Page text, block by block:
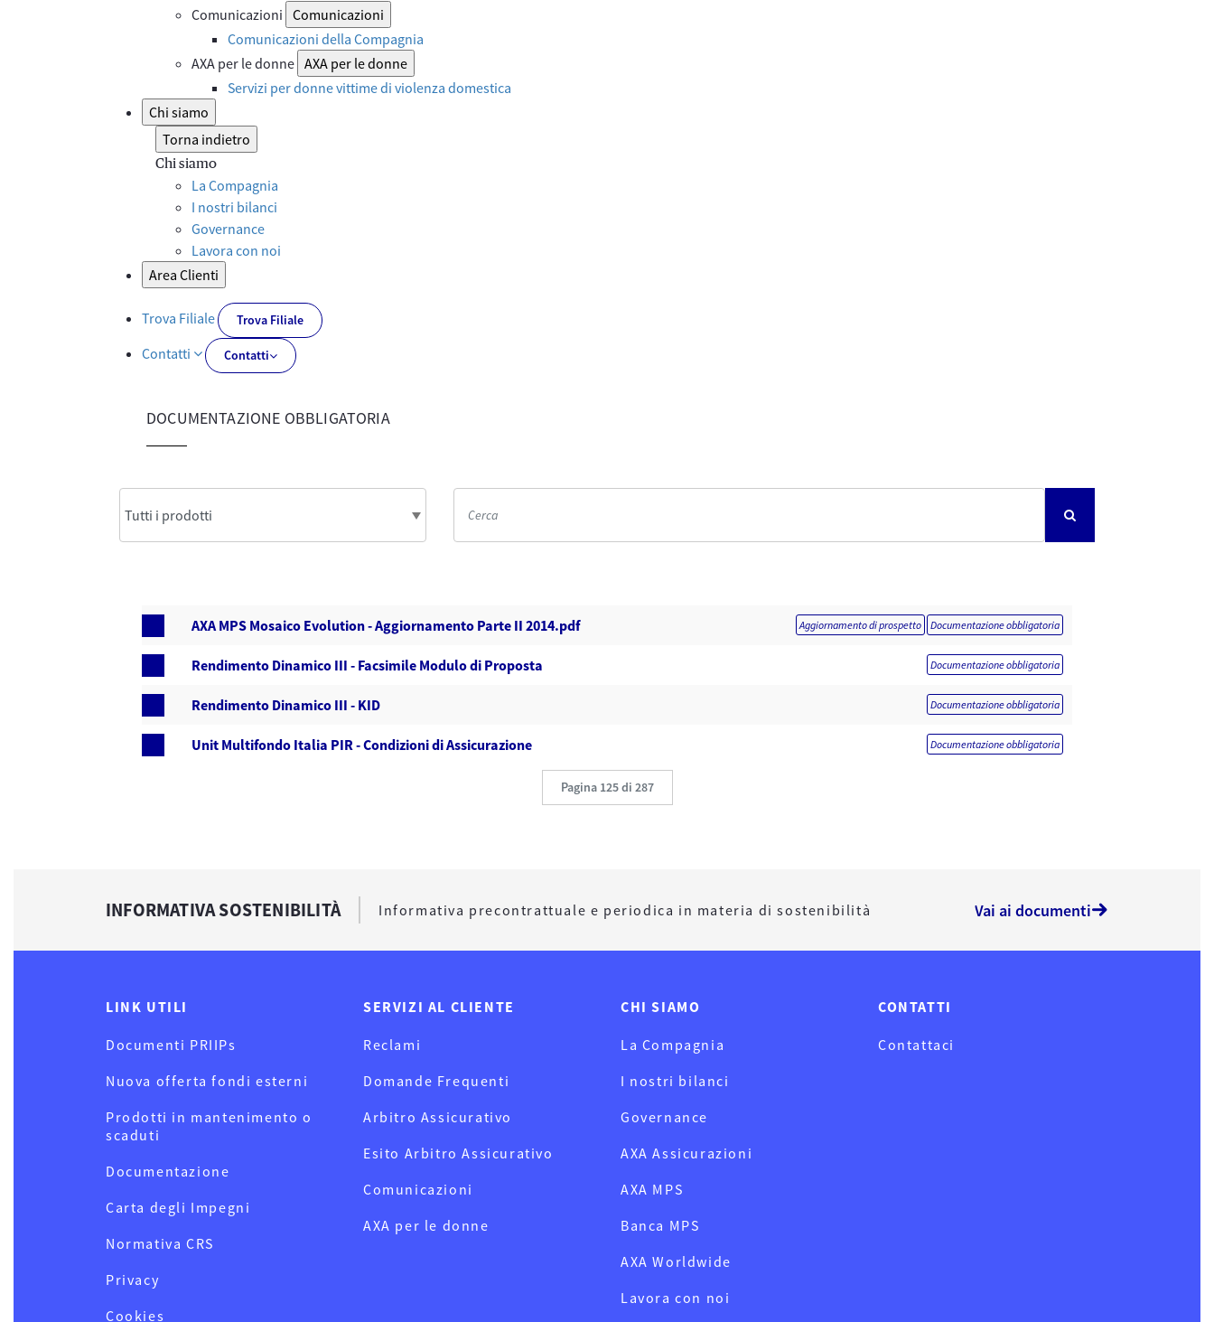
Comunicazioni Comunicazioni
Comunicazioni della Compagnia
AXA per le donne AXA per le donne
Servizi per donne vittime di violenza domestica
Chi siamo
Torna indietro
Chi siamo
La Compagnia
I nostri bilanci
Governance
Lavora con noi
Area Clienti
Trova Filiale Trova Filiale
Contatti Contatti
DOCUMENTAZIONE OBBLIGATORIA
AXA MPS Mosaico Evolution - Aggiornamento Parte II 2014.pdf Aggiornamento di prospetto Documentazione obbligatoria
Rendimento Dinamico III - Facsimile Modulo di Proposta Documentazione obbligatoria
Rendimento Dinamico III - KID Documentazione obbligatoria
Unit Multifondo Italia PIR - Condizioni di Assicurazione Documentazione obbligatoria
Pagina 125 di 287
INFORMATIVA SOSTENIBILITÀ Informativa precontrattuale e periodica in materia di sostenibilità Vai ai documenti
LINK UTILI
Documenti PRIIPs
Nuova offerta fondi esterni
Prodotti in mantenimento o
scaduti
Documentazione
Carta degli Impegni
Normativa CRS
Privacy
Cookies
SERVIZI AL CLIENTE
Reclami
Domande Frequenti
Arbitro Assicurativo
Esito Arbitro Assicurativo
Comunicazioni
AXA per le donne
CHI SIAMO
La Compagnia
I nostri bilanci
Governance
AXA Assicurazioni
AXA MPS
Banca MPS
AXA Worldwide
Lavora con noi
CONTATTI
Contattaci